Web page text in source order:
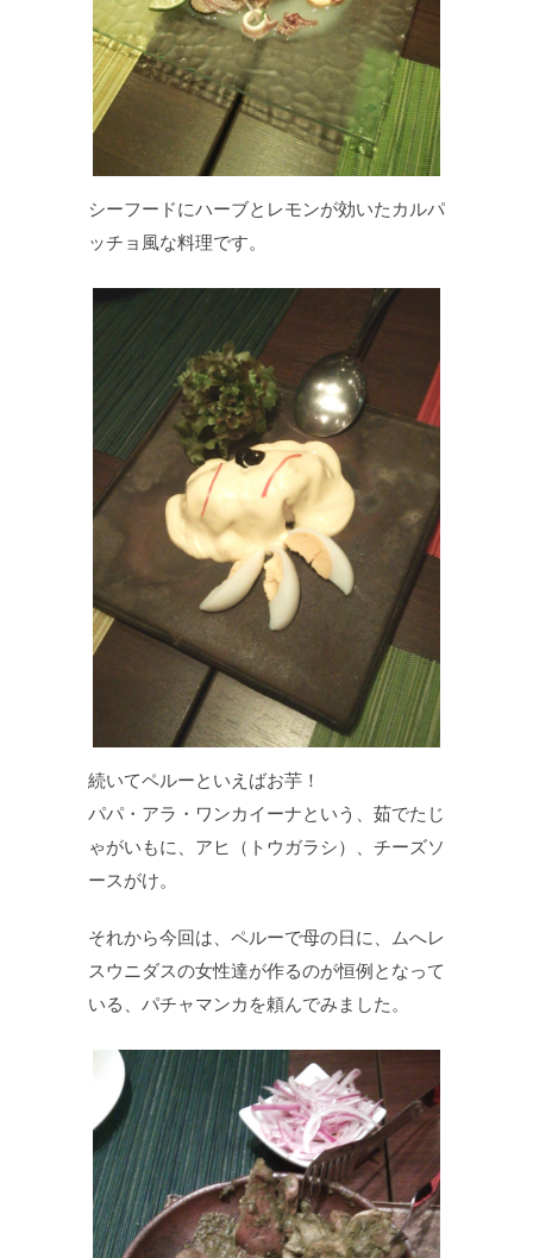
シーフードにハーブとレモンが効いたカルパ
ッチョ風な料理です。
続いてペルーといえばお芋！
パパ・アラ・ワンカイーナという、茹でたじ
ゃがいもに、アヒ（トウガラシ）、チーズソ
ースがけ。
それから今回は、ペルーで母の日に、ムへレ
スウニダスの女性達が作るのが恒例となって
いる、パチャマンカを頼んでみました。